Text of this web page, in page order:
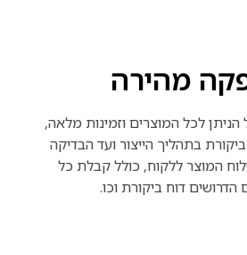
מהירה
לכל המוצרים וזמינות מלאה,
בתהליך הייצור ועד הבדיקה
המוצר ללקוח, כולל קבלת כל
דוח ביקורת וכו.